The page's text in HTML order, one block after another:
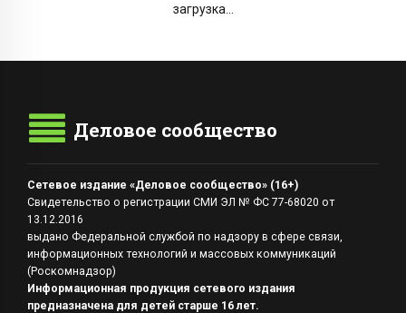
загрузка...
Деловое сообщество
Сетевое издание «Деловое сообщество» (16+)
Свидетельство о регистрации СМИ ЭЛ № ФС 77-68020 от
13.12.2016
выдано Федеральной службой по надзору в сфере связи,
информационных технологий и массовых коммуникаций
(Роскомнадзор)
Информационная продукция сетевого издания
предназначена для детей старше 16 лет.